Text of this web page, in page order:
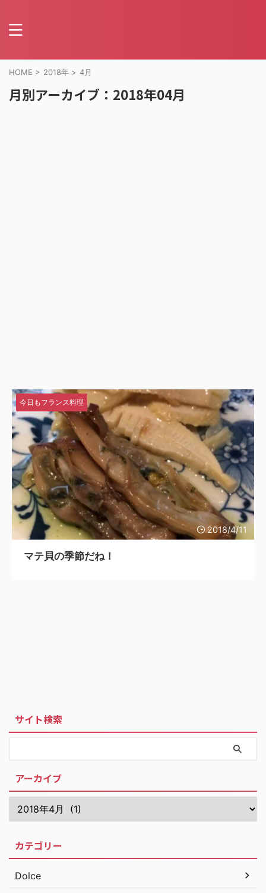
HOME > 2018年 > 4月
月別アーカイブ：2018年04月
2018/4/11
今日もフランス料理
マテ貝の季節だね！
サイト検索
アーカイブ
カテゴリー
Dolce